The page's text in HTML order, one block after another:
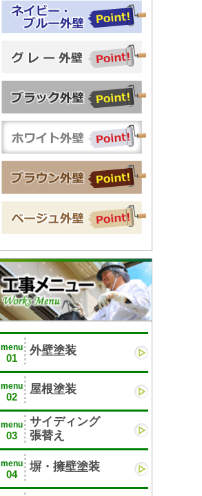
menu
01
外壁塗装
menu
02
屋根塗装
menu
03
サイディング
張替え
menu
04
塀・擁壁塗装